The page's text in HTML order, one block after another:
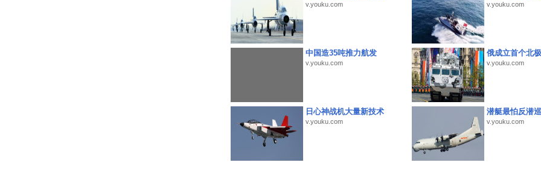
v.youku.com v.youku.com
中国造35吨推力航发
v.youku.com
俄成立首个北
v.youku.com
日心神战机大量新技术
v.youku.com
潜艇最怕反潜
v.youku.com